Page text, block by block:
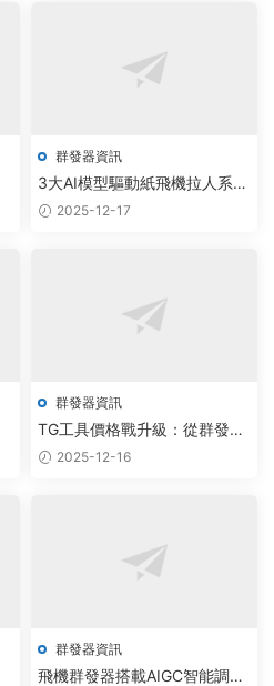
群發器資訊
3大AI模型驅動紙飛機拉人系
統，實現社群用戶日均增長
2025-12-17
群發器資訊
TG工具價格戰升級：從群發器
到AI智能調度系統
2025-12-16
群發器資訊
飛機群發器搭載AIGC智能調度